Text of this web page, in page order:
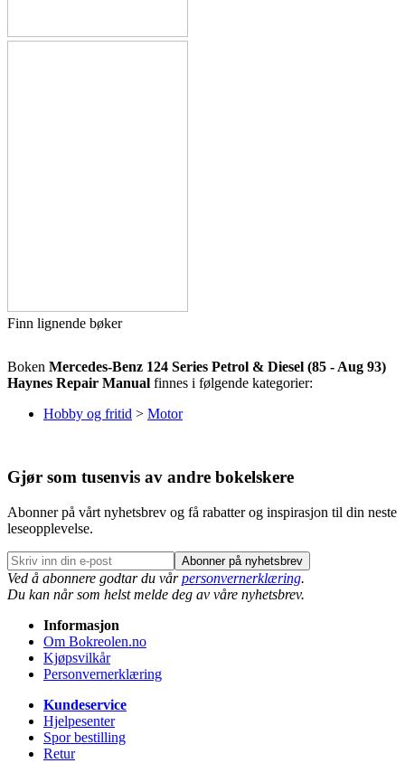
Finn lignende bøker
Boken Mercedes-Benz 124 Series Petrol & Diesel (85 - Aug 93)
Haynes Repair Manual finnes i følgende kategorier:
Hobby og fritid > Motor
Gjør som tusenvis av andre bokelskere
Abonner på vårt nyhetsbrev og få rabatter og inspirasjon til din neste
leseopplevelse.
Abonner på nyhetsbrev
Ved å abonnere godtar du vårpersonvernerklæring.
Du kan når som helst melde deg av våre nyhetsbrev.
Informasjon
Om Bokreolen.no
Kjøpsvilkår
Personvernerklæring
Kundeservice
Hjelpesenter
Spor bestilling
Retur